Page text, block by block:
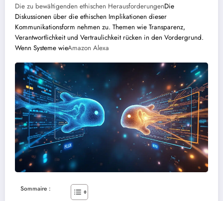
Die zu bewältigenden ethischen HerausforderungenDie
Diskussionen über die ethischen Implikationen dieser
Kommunikationsform nehmen zu. Themen wie Transparenz,
Verantwortlichkeit und Vertraulichkeit rücken in den Vordergrund.
Wenn Systeme wieAmazon Alexa
Sommaire :